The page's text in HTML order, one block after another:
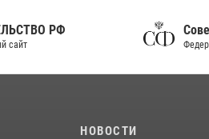
Совет
Федерального
НОВОСТИ